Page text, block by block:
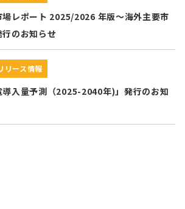
場レポート 2025/2026 年版～海外主要市
のお知らせ
リース情報
導入量予測（2025-2040年)」発行のお知